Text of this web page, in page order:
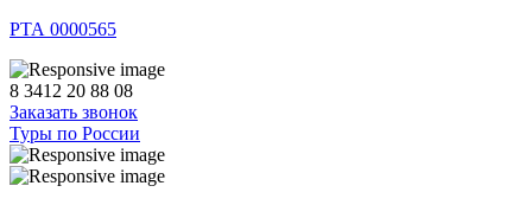
РТА 0000565
8 3412 20 88 08
Заказать звонок
Туры по России